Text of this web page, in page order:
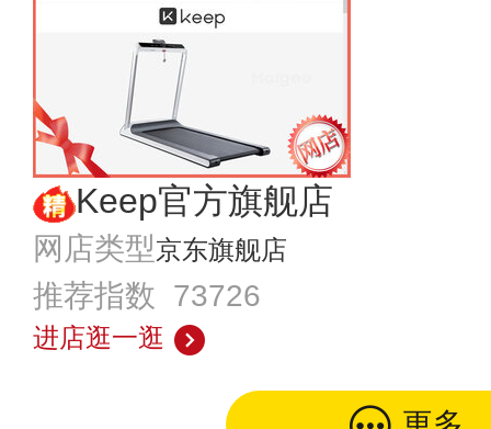
Keep官方旗舰店
网店类型京东旗舰店
推荐指数 73726
进店逛一逛